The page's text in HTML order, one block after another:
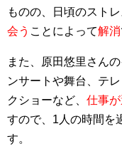
ものの、日頃のスト
会う ことによって解消
また、原田悠里さん
ンサートや舞台、テ
クショーなど、 仕事
すので、1人の時間を
す。